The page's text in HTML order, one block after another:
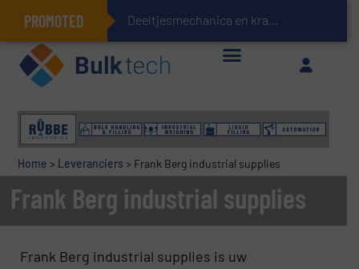
PROMOTED Deeltjesmechanica en krachtnetwerken in sto
Geïntegreerde doserings- en weegsystemen: Efficiëntie, kwaliteit en duurzaamheid in één oogopslag
Home > Leveranciers > Frank Berg industrial supplies
Frank Berg industrial supplies
Frank Berg industrial supplies is uw